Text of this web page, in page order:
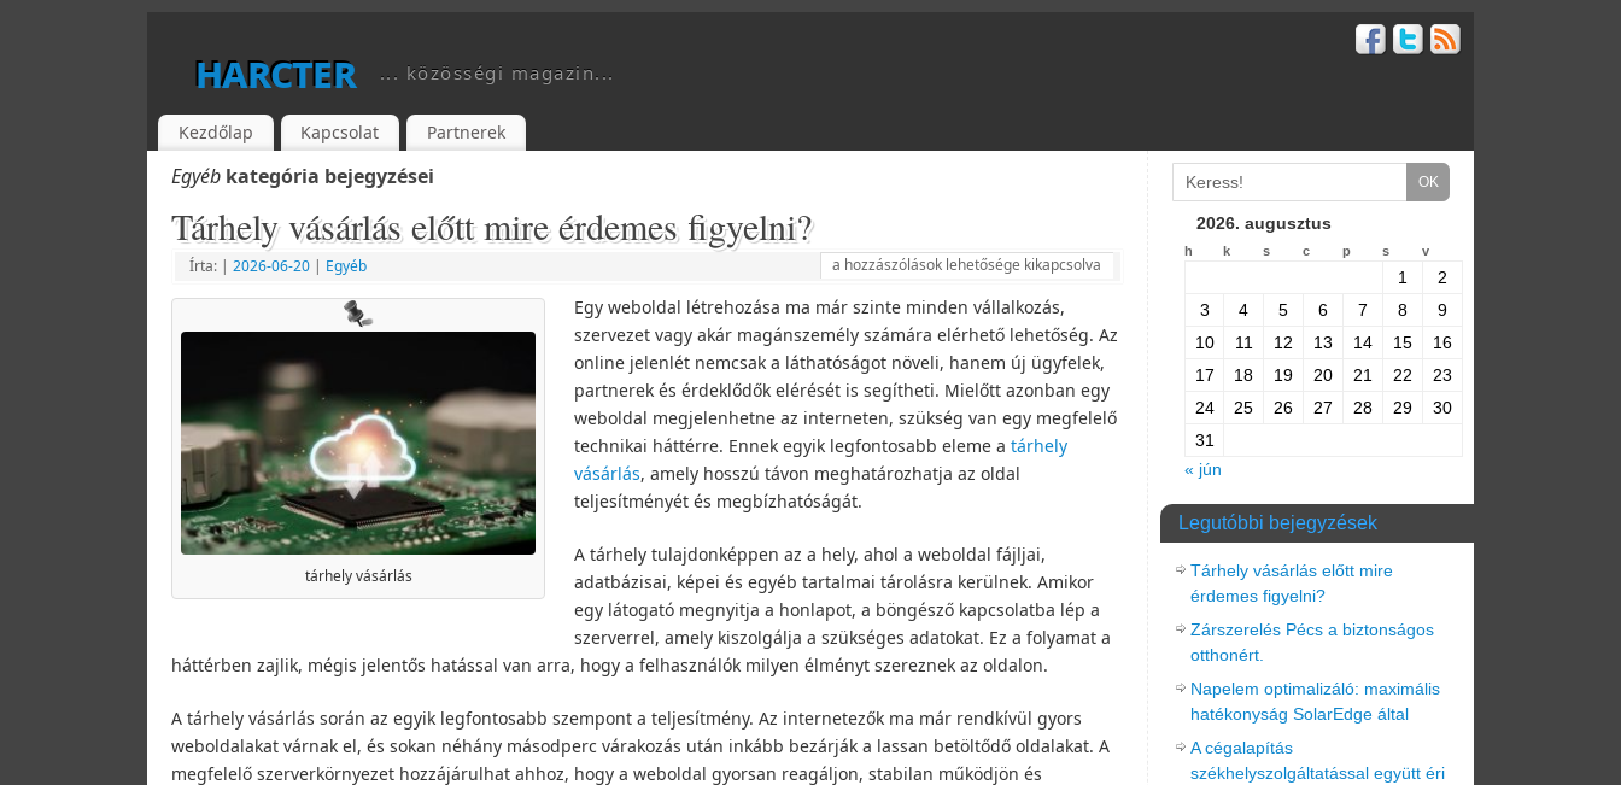
harcter ... közösségi magazin...
Kezdőlap Kapcsolat Partnerek
Egyéb kategória bejegyzései
Tárhely vásárlás előtt mire érdemes figyelni?
Írta: | 2026-06-20 | Egyéb a hozzászólások lehetősége kikapcsolva
tárhely vásárlás
Egy weboldal létrehozása ma már szinte minden vállalkozás,
szervezet vagy akár magánszemély számára elérhető lehetőség. Az
online jelenlét nemcsak a láthatóságot növeli, hanem új ügyfelek,
partnerek és érdeklődők elérését is segítheti. Mielőtt azonban egy
weboldal megjelenhetne az interneten, szükség van egy megfelelő
technikai háttérre. Ennek egyik legfontosabb eleme a tárhely
vásárlás, amely hosszú távon meghatározhatja az oldal
teljesítményét és megbízhatóságát.
A tárhely tulajdonképpen az a hely, ahol a weboldal fájljai,
adatbázisai, képei és egyéb tartalmai tárolásra kerülnek. Amikor
egy látogató megnyitja a honlapot, a böngésző kapcsolatba lép a
szerverrel, amely kiszolgálja a szükséges adatokat. Ez a folyamat a
háttérben zajlik, mégis jelentős hatással van arra, hogy a felhasználók milyen élményt szereznek az oldalon.
A tárhely vásárlás során az egyik legfontosabb szempont a teljesítmény. Az internetezők ma már rendkívül gyors
weboldalakat várnak el, és sokan néhány másodperc várakozás után inkább bezárják a lassan betöltődő oldalakat. A
megfelelő szerverkörnyezet hozzájárulhat ahhoz, hogy a weboldal gyorsan reagáljon, stabilan működjön és
2026. augusztus
h k s c p s v
« jún
1
2
3
4 5 6 7 8
9
10
11 12 13 14 15
16
17
18 19 20 21 22
23
24
25 26 27 28 29
30
31
Legutóbbi bejegyzések
Tárhely vásárlás előtt mire
érdemes figyelni?
Zárszerelés Pécs a biztonságos
otthonért.
Napelem optimalizáló: maximális
hatékonyság SolarEdge által
A cégalapítás
székhelyszolgáltatással együtt éri